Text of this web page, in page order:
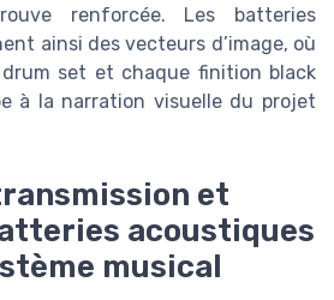
renforcée. Les batteries
ainsi des vecteurs d’image, où
set et chaque finition black
à la narration visuelle du projet
et
acoustiques
musical